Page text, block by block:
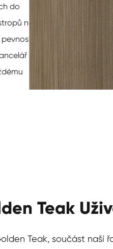
do
nebo
a
nebo
Teak
Teak, součást naší